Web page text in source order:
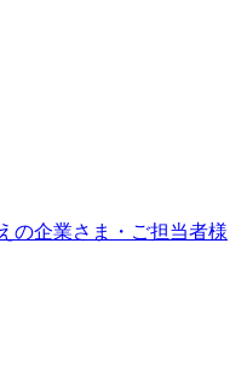
の企業さま・ご担当者様